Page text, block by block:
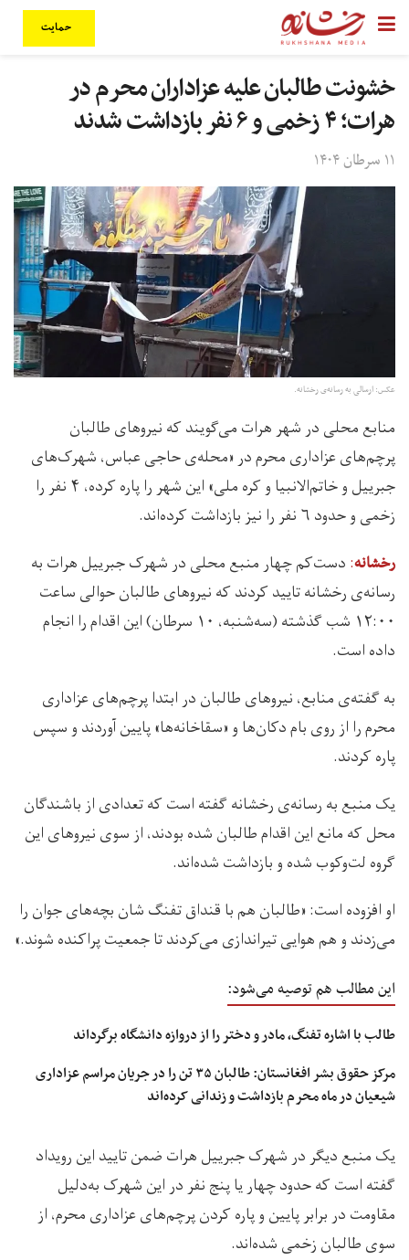
حمایت
خشونت طالبان علیه عزاداران محرم در
هرات؛ ۴ زخمی و ۶ نفر بازداشت شدند
۱۱ سرطان ۱۴۰۴
عکس: ارسالی به رسانه‌ی رخشانه.
منابع محلی در شهر هرات می‌گویند که نیروهای طالبان
پرچم‌های عزاداری محرم در «محله‌ی حاجی عباس، شهرک‌های
جبرییل و خاتم‌الانبیا و کره ملی» این شهر را پاره کرده، ۴ نفر را
زخمی و حدود ۶ نفر را نیز بازداشت کرده‌اند.
رخشانه:دست‌کم چهار منبع محلی در شهرک جبرییل هرات به
رسانه‌ی رخشانه تایید کردند که نیروهای طالبان حوالی ساعت
۱۲:۰۰ شب گذشته (سه‌شنبه، ۱۰ سرطان) این اقدام را انجام
داده است.
به گفته‌ی منابع، نیروهای طالبان در ابتدا پرچم‌های عزاداری
محرم را از روی بام دکان‌ها و «سقاخانه‌ها» پایین آوردند و سپس
پاره کردند.
یک منبع به رسانه‌ی رخشانه گفته است که تعدادی از باشندگان
محل که مانع این اقدام طالبان شده بودند، از سوی نیروهای این
گروه لت‌وکوب شده و بازداشت شده‌اند.
او افزوده است: «طالبان هم با قنداق تفنگ شان بچه‌های جوان را
می‌زدند و هم هوایی تیراندازی می‌کردند تا جمعیت پراکنده شوند.»
این مطالب هم توصیه می‌شود:
طالب با اشاره تفنگ، مادر و دختر را از دروازه دانشگاه برگرداند
مرکز حقوق بشر افغانستان: طالبان ۳۵ تن را در جریان مراسم عزاداری
شیعیان در ماه محرم بازداشت و زندانی کرده‌اند
یک منبع دیگر در شهرک جبرییل هرات ضمن تایید این رویداد
گفته است که حدود چهار یا پنج نفر در این شهرک به‌دلیل
مقاومت در برابر پایین و پاره کردن پرچم‌های عزاداری محرم، از
سوی طالبان زخمی شده‌اند.